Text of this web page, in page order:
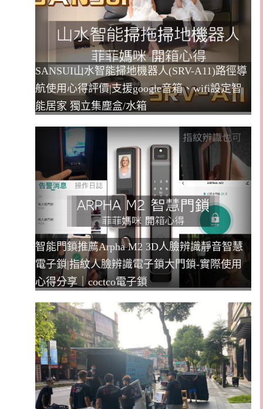
SANSUI山水智能掃地機器人(SRV-A11)路徑導
航使用心得評價|支援google音箱、wifi設定智
能居家 獨立集塵盒/水箱
智能門鎖推薦Arpha M2 3D人臉辨識靜音智慧
電子鎖|指紋人臉辨識電子鎖大門鎖-實際使用
心得分享｜coctco電子鎖